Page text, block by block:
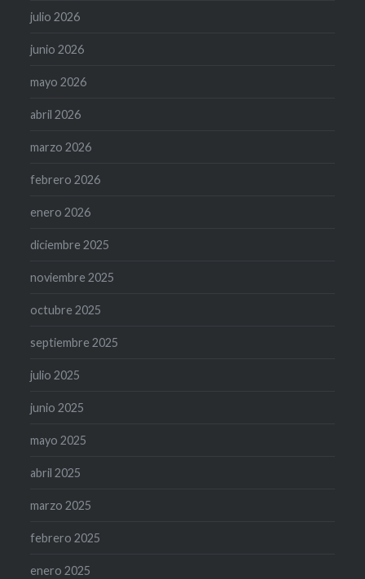
julio 2026
junio 2026
mayo 2026
abril 2026
marzo 2026
febrero 2026
enero 2026
diciembre 2025
noviembre 2025
octubre 2025
septiembre 2025
julio 2025
junio 2025
mayo 2025
abril 2025
marzo 2025
febrero 2025
enero 2025